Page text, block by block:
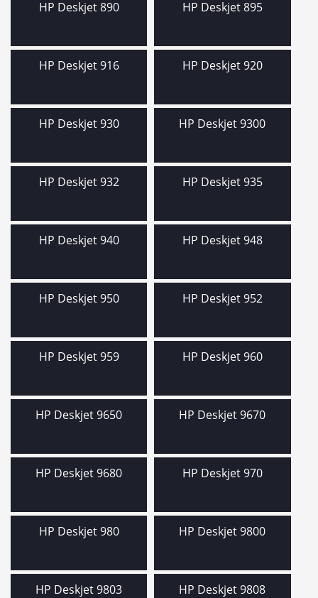
HP Deskjet 890 HP Deskjet 895
HP Deskjet 916 HP Deskjet 920
HP Deskjet 930 HP Deskjet 9300
HP Deskjet 932 HP Deskjet 935
HP Deskjet 940 HP Deskjet 948
HP Deskjet 950 HP Deskjet 952
HP Deskjet 959 HP Deskjet 960
HP Deskjet 9650 HP Deskjet 9670
HP Deskjet 9680 HP Deskjet 970
HP Deskjet 980 HP Deskjet 9800
HP Deskjet 9803 HP Deskjet 9808